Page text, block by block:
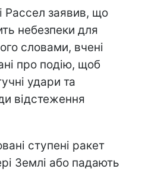
Рассел заявив, що
небезпеки для
словами, вчені
про подію, щоб
удари та
відстеження
ступені ракет
Землі або падають